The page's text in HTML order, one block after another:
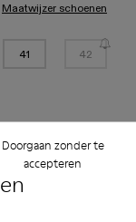
Doorgaan zonder te
accepteren
Maatwijzer schoenen
41 42